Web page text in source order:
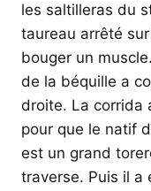
les saltilleras du
taureau arrêté
bouger un
de la béquille a
droite. La corrida
pour que le natif
est un grand
traverse. Puis il a